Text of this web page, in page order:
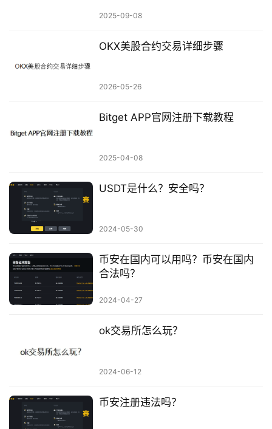
2025-09-08
OKX美股合约交易详细步骤
2026-05-26
Bitget APP官网注册下载教程
2025-04-08
USDT是什么？安全吗？
2024-05-30
币安在国内可以用吗？币安在国内
合法吗？
2024-04-27
ok交易所怎么玩？
2024-06-12
币安注册违法吗？